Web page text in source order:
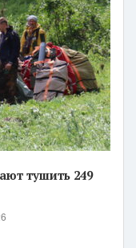
тушить 249